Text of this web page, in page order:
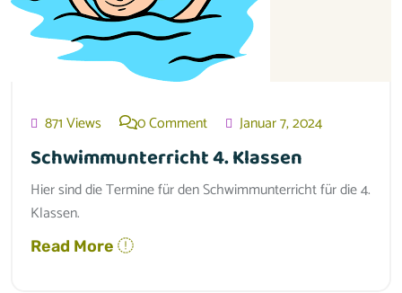
871 Views 0 Comment Januar 7, 2024
Schwimmunterricht 4. Klassen
Hier sind die Termine für den Schwimmunterricht für die 4.
Klassen.
Read More